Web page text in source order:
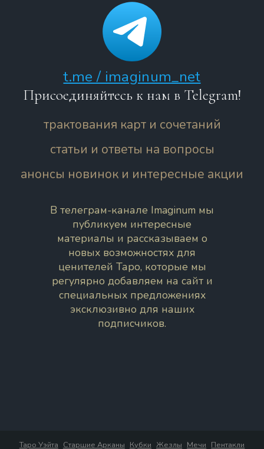
t.me / imaginum_net
Присоединяйтесь к нам в Telegram!
трактования карт и сочетаний
статьи и ответы на вопросы
анонсы новинок и интересные акции
В телеграм-канале Imaginum мы
публикуем интересные
материалы и рассказываем о
новых возможностях для
ценителей Таро, которые мы
регулярно добавляем на сайт и
специальных предложениях
эксклюзивно для наших
подписчиков.
Таро Уэйта Старшие Арканы Кубки Жезлы Мечи Пентакли